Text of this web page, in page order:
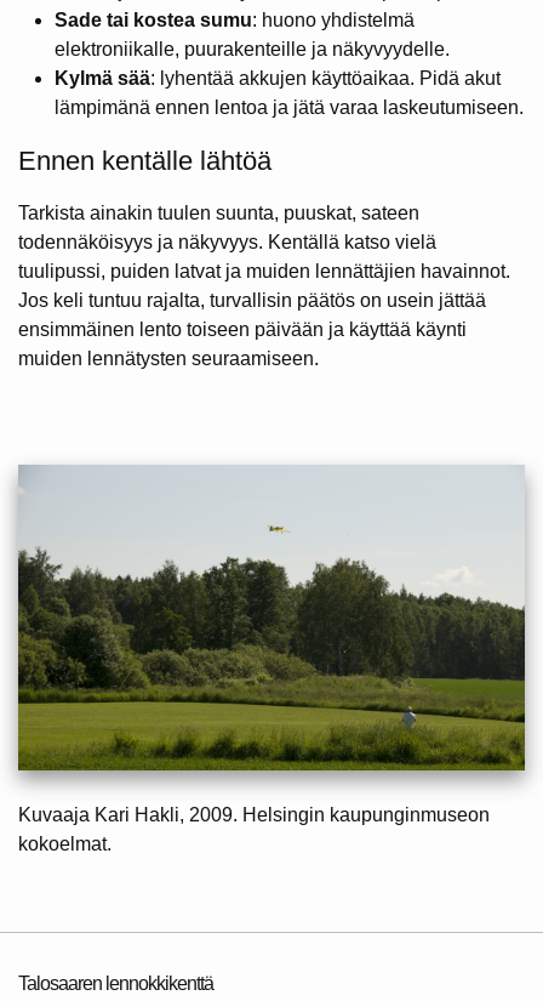
Sade tai kostea sumu: huono yhdistelmä
elektroniikalle, puurakenteille ja näkyvyydelle.
Kylmä sää: lyhentää akkujen käyttöaikaa. Pidä akut
lämpimänä ennen lentoa ja jätä varaa laskeutumiseen.
Ennen kentälle lähtöä
Tarkista ainakin tuulen suunta, puuskat, sateen
todennäköisyys ja näkyvyys. Kentällä katso vielä
tuulipussi, puiden latvat ja muiden lennättäjien havainnot.
Jos keli tuntuu rajalta, turvallisin päätös on usein jättää
ensimmäinen lento toiseen päivään ja käyttää käynti
muiden lennätysten seuraamiseen.
Kuvaaja Kari Hakli, 2009. Helsingin kaupunginmuseon
kokoelmat.
Talosaaren lennokkikenttä